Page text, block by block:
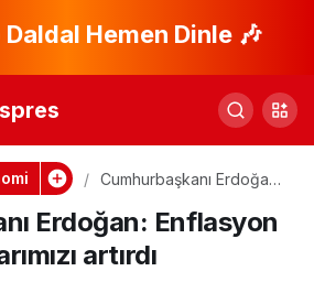
Hemen Dinle 🎶
Cumhurbaşkanı Erdoğan:
umutlarımızı artırdı
Erdoğan: Enflasyon
artırdı
Paylaş